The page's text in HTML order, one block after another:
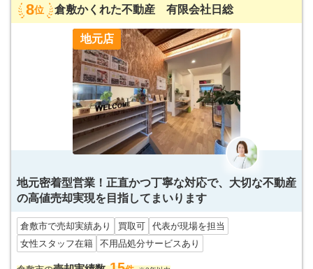
8位 倉敷かくれた不動産 有限会社日総
地元店
地元密着型営業！正直かつ丁寧な対応で、大切な不動産
の高値売却実現を目指してまいります
倉敷市で売却実績あり 買取可
代表が現場を担当
女性スタッフ在籍
不用品処分サービスあり